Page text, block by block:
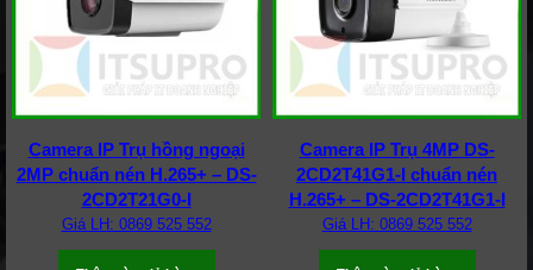
Camera IP Trụ hồng ngoại
2MP chuẩn nén H.265+ – DS-
2CD2T21G0-I
Giá LH: 0869 525 552
Camera IP Trụ 4MP DS-
2CD2T41G1-I chuẩn nén
H.265+ – DS-2CD2T41G1-I
Giá LH: 0869 525 552